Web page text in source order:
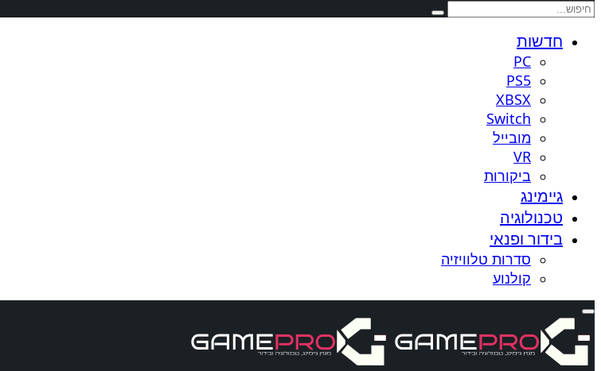
חדשות
PC
PS5
XBSX
Switch
מובייל
VR
ביקורות
גיימינג
טכנולוגיה
בידור ופנאי
סדרות טלוויזיה
קולנוע